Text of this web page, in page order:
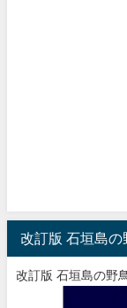
改訂版 石垣島の
改訂版 石垣島の野